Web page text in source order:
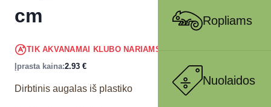
Ropliams
Nuolaidos
cm
TIK AKVANAMAI KLUBO NARIAMS
Įprasta kaina:2.93 €
Dirbtinis augalas iš plastiko